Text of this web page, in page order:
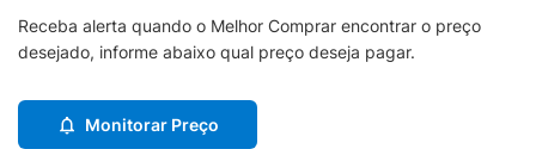
Receba alerta quando o Melhor Comprar encontrar o preço
desejado, informe abaixo qual preço deseja pagar.
Monitorar Preço